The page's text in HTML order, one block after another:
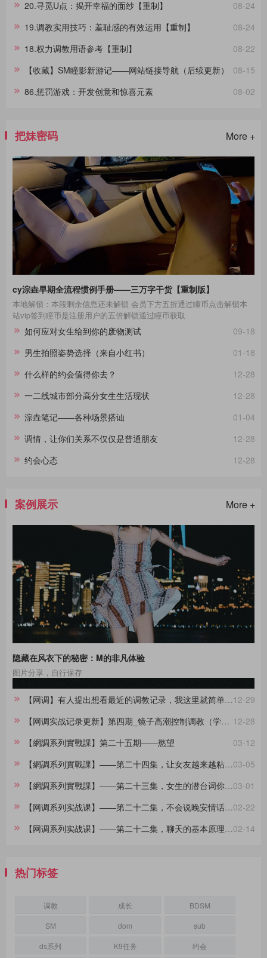
视作品研究，本文旨在分享这一主题。在此，拷问者与受拷者分别扮演
问。拷
08-24
20.寻觅U点：揭开幸福的面纱【重制】
08-24
19.调教实用技巧：羞耻感的有效运用【重制】
08-22
18.权力调教用语参考【重制】
08-15
【收藏】SM瞳影新游记——网站链接导航（后续更新）
08-02
86.惩罚游戏：开发创意和惊喜元素
把妹密码 More +
cy淙垚早期全流程惯例手册——三万字干货【重制版】
本地解锁：本段剩余信息还未解锁 会员下方五折通过瞳币点击解锁本
站vip签到瞳币是注册用户的五倍解锁通过瞳币获取
09-18
如何应对女生给到你的废物测试
01-18
男生拍照姿势选择（来自小红书）
12-28
什么样的约会值得你去？
12-28
一二线城市部分高分女生生活现状
01-04
淙垚笔记——各种场景搭讪
12-28
调情，让你们关系不仅仅是普通朋友
12-28
约会心态
案例展示 More +
隐藏在风衣下的秘密：M的非凡体验
图片分享，自行保存
12-29
【网调】有人提出想看最近的调教记录，我这里就简单做一份合集。
12-28
【网调实战记录更新】第四期_镜子高潮控制调教（学员案例）
03-12
【網調系列實戰課】第二十五期——慾望
03-05
【網調系列實戰課】——第二十四集，让女友越来越粘着你的小技巧
03-01
【網調系列實戰課】——第二十三集，女生的潜台词你都懂吗？
02-22
【网调系列实战课】——第二十二集，不会说晚安情话的大直男看过来，建议收藏
02-14
【网调系列实战课】——第二十二集，聊天的基本原理，90%的人不知道
热门标签
调教 成长
BDSM
SM
dom
sub
ds系列
K9任务 约会